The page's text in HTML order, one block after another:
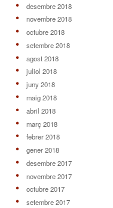
desembre 2018
novembre 2018
octubre 2018
setembre 2018
agost 2018
juliol 2018
juny 2018
maig 2018
abril 2018
març 2018
febrer 2018
gener 2018
desembre 2017
novembre 2017
octubre 2017
setembre 2017